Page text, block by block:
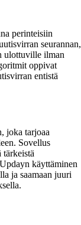
perinteisiin
seurannan,
ulottuville ilman
oppivat
entistä
joka tarjoaa
Sovellus
tärkeistä
käyttäminen
ja saamaan juuri